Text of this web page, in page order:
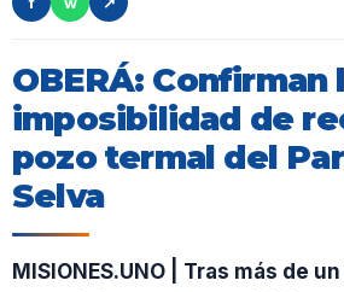
OBERÁ: Confirman
imposibilidad de
pozo termal del
Selva
MISIONES.UNO | Tras más de